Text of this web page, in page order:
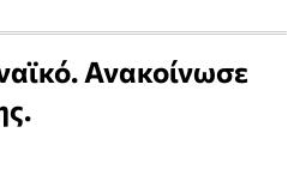
Ανακοίνωσε